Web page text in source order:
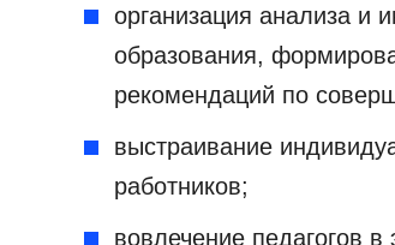
организация анализа и
образования,
рекомендаций по
выстраивание
работников;
вовлечение педагогов в